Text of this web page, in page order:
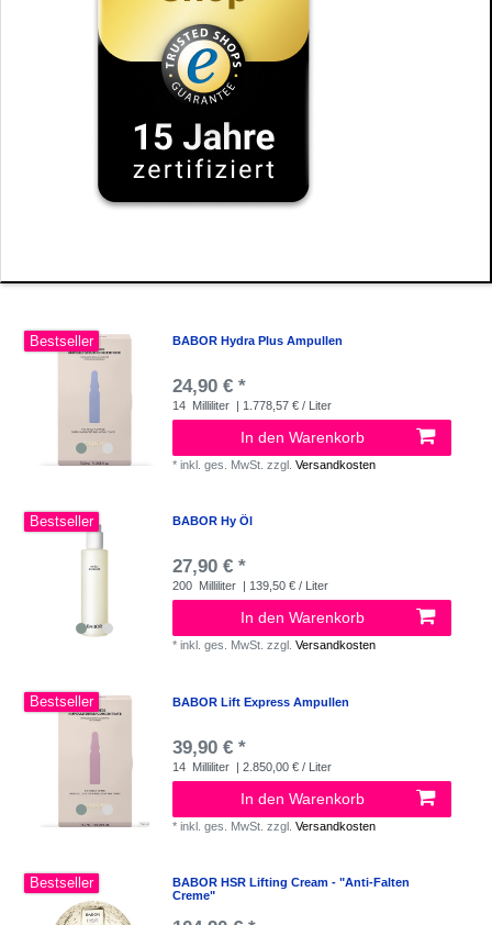
Bestseller BABOR Hydra Plus Ampullen
24,90 € *
14 Milliliter | 1.778,57 € / Liter
In den Warenkorb
*inkl. ges. MwSt. zzgl.Versandkosten
Bestseller BABOR Hy Öl
27,90 € *
200 Milliliter | 139,50 € / Liter
In den Warenkorb
*inkl. ges. MwSt. zzgl.Versandkosten
Bestseller BABOR Lift Express Ampullen
39,90 € *
14 Milliliter | 2.850,00 € / Liter
In den Warenkorb
*inkl. ges. MwSt. zzgl.Versandkosten
Bestseller
BABOR HSR Lifting Cream - "Anti-Falten
Creme"